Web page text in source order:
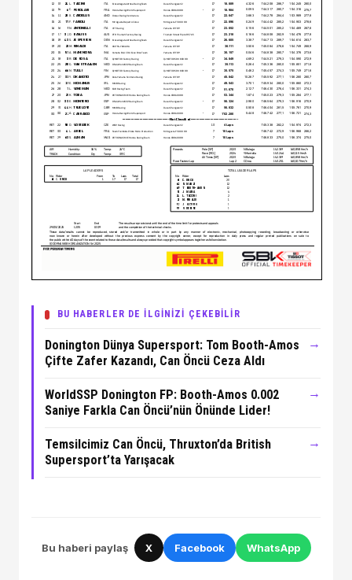
BU HABERLER DE İLGİNİZİ ÇEKEBİLİR
Donington Dünya Supersport: Tom Booth-Amos
Çifte Zafer Kazandı, Can Öncü Ceza Aldı
→
WorldSSP Donington FP: Booth-Amos 0.002
Saniye Farkla Can Öncü’nün Önünde Lider!
→
Temsilcimiz Can Öncü, Thruxton’da British
Supersport’ta Yarışacak
→
Bu haberi paylaş X Facebook WhatsApp